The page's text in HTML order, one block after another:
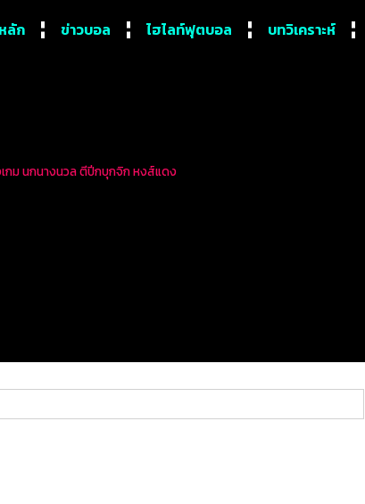
ลัก ข่าวบอล ไฮไลท์ฟุตบอล บทวิเคราะห์
กม นกนางนวล ตีปีกบุกจิก หงส์แดง